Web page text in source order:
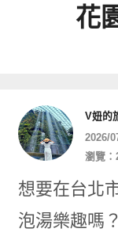
花
V妞的
2026/
瀏覽：
想要在台北
泡湯樂趣嗎？